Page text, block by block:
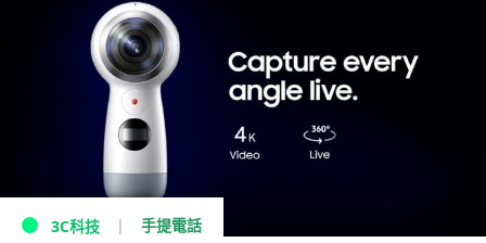
3C科技 手提電話